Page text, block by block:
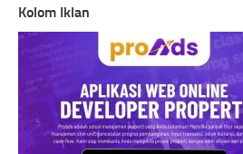
Kolom Iklan